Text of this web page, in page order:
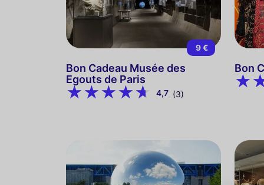
9 €
Bon Cadeau Musée des
Egouts de Paris
4,7 (3)
Bon